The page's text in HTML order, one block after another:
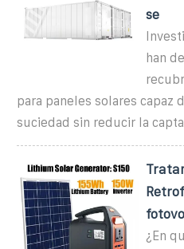
se
han
para paneles solares capaz
suciedad sin reducir la
¿En